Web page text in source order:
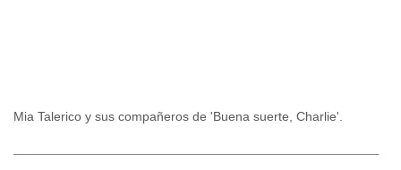
Mia Talerico y sus compañeros de 'Buena suerte, Charlie'.